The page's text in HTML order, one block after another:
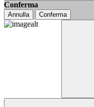
Conferma
Annulla Conferma